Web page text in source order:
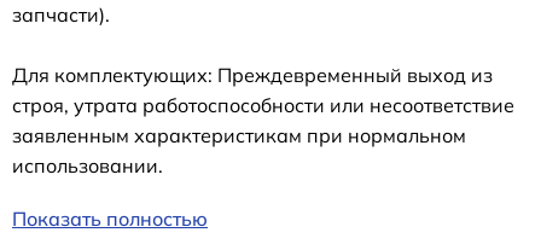
запчасти).
Для комплектующих: Преждевременный выход из
строя, утрата работоспособности или несоответствие
заявленным характеристикам при нормальном
использовании.
Показать полностью